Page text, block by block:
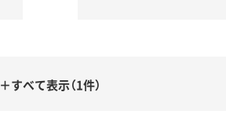
＋すべて表示（1件）